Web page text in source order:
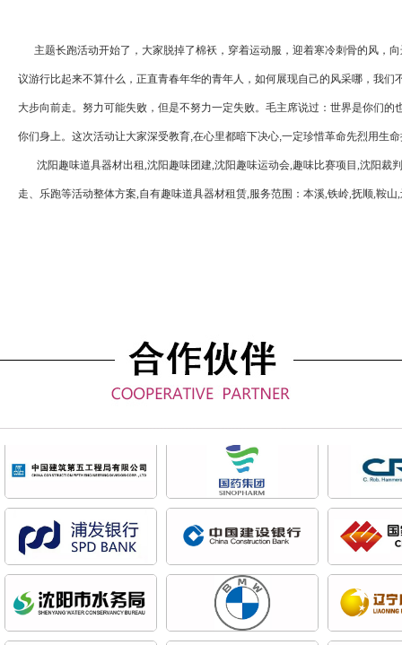
主题长跑活动开始了，大家脱掉了棉袄，穿着运动服，迎着寒冷刺骨的风，
议游行比起来不算什么，正直青春年华的青年人，如何展现自己的风采哪，我
大步向前走。努力可能失败，但是不努力一定失败。毛主席说过：世界是你们
你们身上。这次活动让大家深受教育,在心里都暗下决心,一定珍惜革命先烈用生
沈阳趣味道具器材出租,沈阳趣味团建,沈阳趣味运动会,趣味比赛项目 ,沈阳裁
走、乐跑等活动整体方案,自有趣味道具器材租赁,服务范围：本溪,铁岭,抚顺,鞍山,